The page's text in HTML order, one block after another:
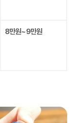
8만원~9만원